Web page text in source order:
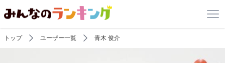
トップ ユーザー一覧 青木 俊介